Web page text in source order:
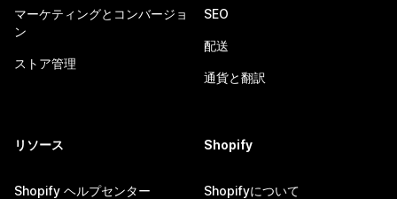
マーケティングとコンバージョ
ン
ストア管理
SEO
配送
通貨と翻訳
リソース
Shopify ヘルプセンター
Shopify
Shopifyについて